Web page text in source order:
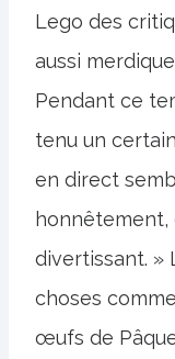
Lego des
aussi
Pendant ce
tenu un
en direct
honnêtement,
divertissant. »
choses
œufs de